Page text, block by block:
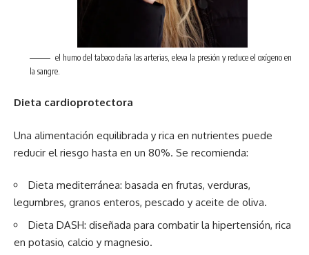
el humo del tabaco daña las arterias, eleva la presión y reduce el oxígeno en
la sangre.
Dieta cardioprotectora
Una alimentación equilibrada y rica en nutrientes puede
reducir el riesgo hasta en un 80%. Se recomienda:
Dieta mediterránea: basada en frutas, verduras,
legumbres, granos enteros, pescado y aceite de oliva.
Dieta DASH: diseñada para combatir la hipertensión, rica
en potasio, calcio y magnesio.